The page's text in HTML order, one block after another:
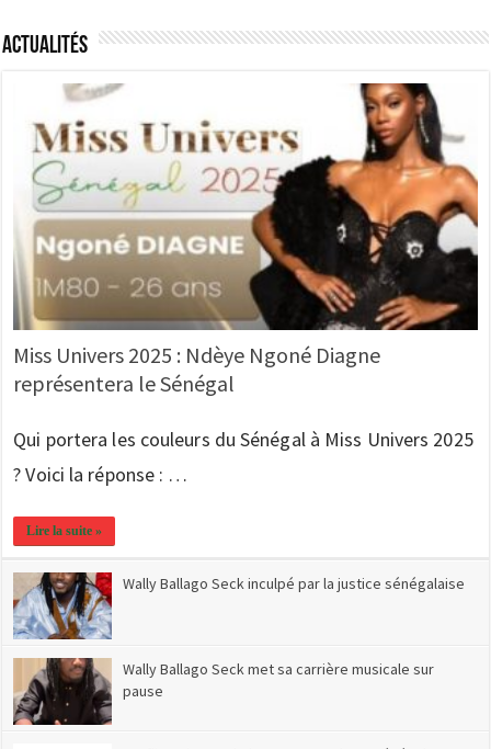
Actualités
Miss Univers 2025 : Ndèye Ngoné Diagne
représentera le Sénégal
Qui portera les couleurs du Sénégal à Miss Univers 2025
? Voici la réponse : …
Lire la suite »
Wally Ballago Seck inculpé par la justice sénégalaise
Wally Ballago Seck met sa carrière musicale sur
pause